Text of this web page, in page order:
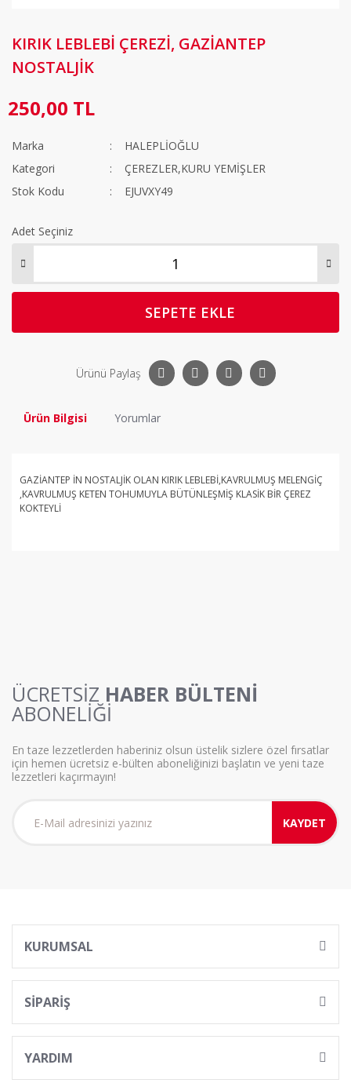
KIRIK LEBLEBİ ÇEREZİ, GAZİANTEP
NOSTALJİK
250,00 TL
Marka
HALEPLİOĞLU
Kategori
ÇEREZLER,KURU YEMİŞLER
Stok Kodu
EJUVXY49
Adet Seçiniz
SEPETE EKLE
Ürünü Paylaş
Ürün Bilgisi Yorumlar
GAZİANTEP İN NOSTALJİK OLAN KIRIK LEBLEBİ,KAVRULMUŞ MELENGİÇ
,KAVRULMUŞ KETEN TOHUMUYLA BÜTÜNLEŞMİŞ KLASİK BİR ÇEREZ
KOKTEYLİ
ÜCRETSİZ HABER BÜLTENİ
ABONELİĞİ
En taze lezzetlerden haberiniz olsun üstelik sizlere özel fırsatlar
için hemen ücretsiz e-bülten aboneliğinizi başlatın ve yeni taze
lezzetleri kaçırmayın!
KAYDET
KURUMSAL
SİPARİŞ
YARDIM